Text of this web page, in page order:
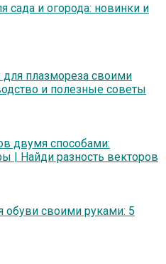
сада и огорода: новинки и
для плазмореза своими
и полезные советы
двумя способами:
| Найди разность векторов
обуви своими руками: 5